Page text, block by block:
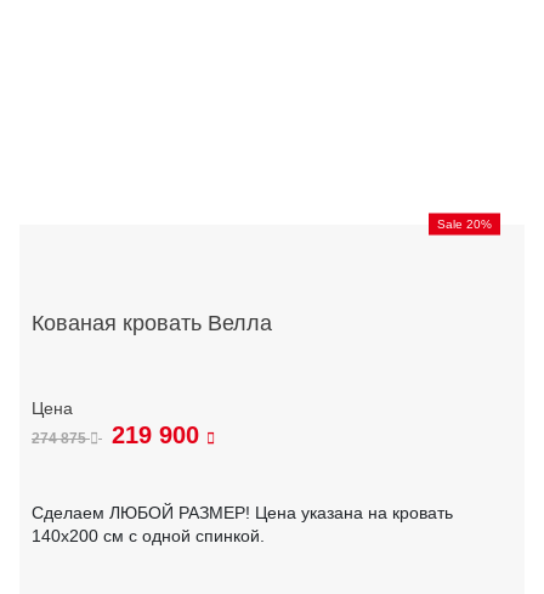
Sale 20%
Кованая кровать Велла
274 875 219 900
Сделаем ЛЮБОЙ РАЗМЕР! Цена указана на кровать
140х200 см с одной спинкой.